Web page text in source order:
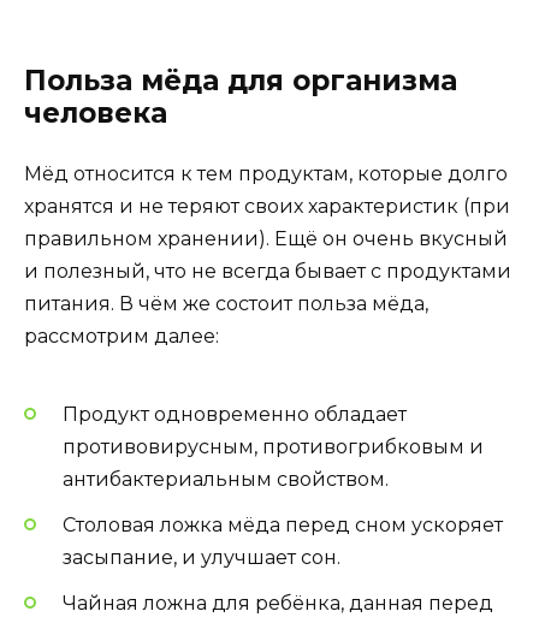
Польза мёда для организма
человека
Мёд относится к тем продуктам, которые долго
хранятся и не теряют своих характеристик (при
правильном хранении). Ещё он очень вкусный
и полезный, что не всегда бывает с продуктами
питания. В чём же состоит польза мёда,
рассмотрим далее:
Продукт одновременно обладает
противовирусным, противогрибковым и
антибактериальным свойством.
Столовая ложка мёда перед сном ускоряет
засыпание, и улучшает сон.
Чайная ложна для ребёнка, данная перед